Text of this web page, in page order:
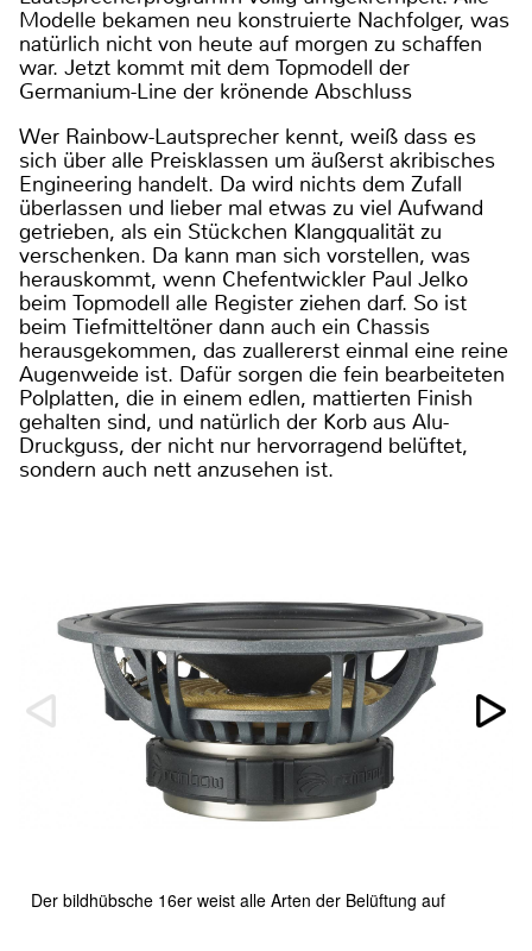
Modelle bekamen neu konstruierte Nachfolger, was
natürlich nicht von heute auf morgen zu schaffen
war. Jetzt kommt mit dem Topmodell der
Germanium-Line der krönende Abschluss
Wer Rainbow-Lautsprecher kennt, weiß dass es
sich über alle Preisklassen um äußerst akribisches
Engineering handelt. Da wird nichts dem Zufall
überlassen und lieber mal etwas zu viel Aufwand
getrieben, als ein Stückchen Klangqualität zu
verschenken. Da kann man sich vorstellen, was
herauskommt, wenn Chefentwickler Paul Jelko
beim Topmodell alle Register ziehen darf. So ist
beim Tiefmitteltöner dann auch ein Chassis
herausgekommen, das zuallererst einmal eine reine
Augenweide ist. Dafür sorgen die fein bearbeiteten
Polplatten, die in einem edlen, mattierten Finish
gehalten sind, und natürlich der Korb aus Alu-
Druckguss, der nicht nur hervorragend belüftet,
sondern auch nett anzusehen ist.
Der bildhübsche 16er weist alle Arten der Belüftung auf